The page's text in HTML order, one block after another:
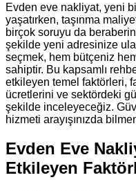
Evden eve nakliyat, yeni
yaşatırken, taşınma
birçok soruyu da
şekilde yeni adresinize
seçmek, hem bütçeniz
sahiptir. Bu kapsamlı
etkileyen temel faktörleri,
ücretlerini ve sektördeki
şekilde inceleyeceğiz.
hizmeti arayışınızda
Evden Eve
Etkileyen